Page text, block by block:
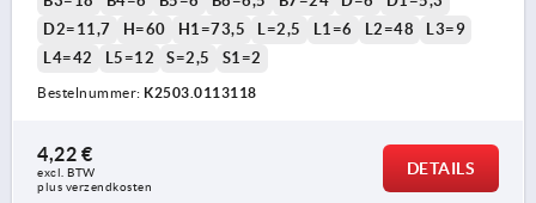
D2=11,7
H=60 H1=73,5 L=2,5 L1=6 L2=48
L3=9
L4=42
L5=12 S=2,5 S1=2
Bestelnummer: K2503.0113118
4,22 €
excl. BTW
plus verzendkosten
DETAILS